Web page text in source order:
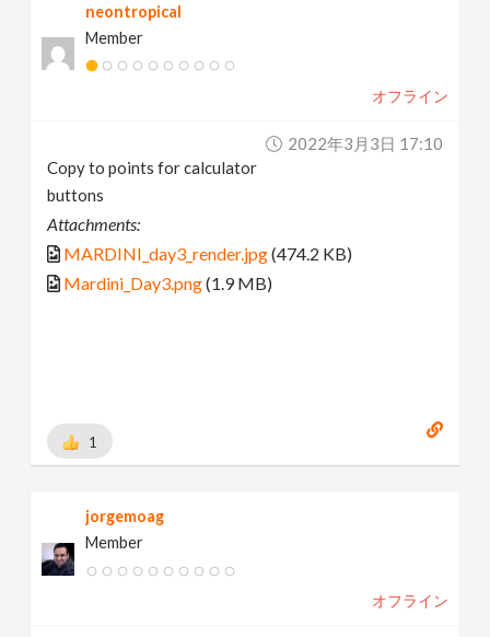
neontropical
Member
オフライン
2022年3月3日 17:10
Copy to points for calculator
buttons
Attachments:
MARDINI_day3_render.jpg(474.2 KB)
Mardini_Day3.png(1.9 MB)
1
jorgemoag
Member
オフライン